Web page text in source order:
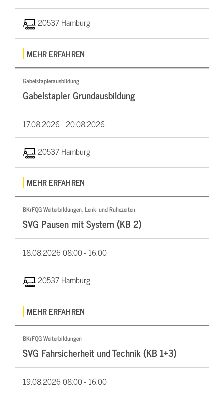
20537 Hamburg
MEHR ERFAHREN
Gabelstaplerausbildung
Gabelstapler Grundausbildung
17.08.2026 -20.08.2026
20537 Hamburg
MEHR ERFAHREN
BKrFQG Weiterbildungen, Lenk- und Ruhezeiten
SVG Pausen mit System (KB 2)
18.08.202608:00 - 16:00
20537 Hamburg
MEHR ERFAHREN
BKrFQG Weiterbildungen
SVG Fahrsicherheit und Technik (KB 1+3)
19.08.202608:00 - 16:00